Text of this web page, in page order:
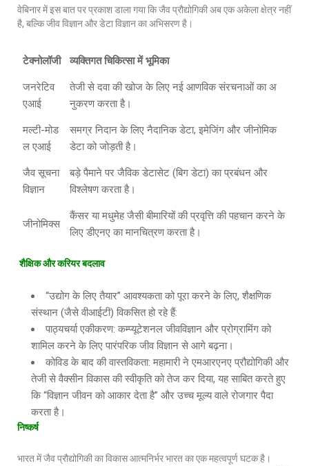
वेबिनार में इस बात पर प्रकाश डाला गया कि जैव प्रौद्योगिकी अब एक अकेला क्षेत्र नहीं
है, बल्कि जीव विज्ञान और डेटा विज्ञान का अभिसरण है।
टेक्‍नोलॉजी व्यक्तिगत चिकित्सा में भूमिका
जनरेटिव
एआई
तेजी से दवा की खोज के लिए नई आणविक संरचनाओं का अ
नुकरण करता है।
मल्टी-मोड
ल एआई
समग्र निदान के लिए नैदानिक डेटा, इमेजिंग और जीनोमिक
डेटा को जोड़ती है।
जैव सूचना
विज्ञान
बड़े पैमाने पर जैविक डेटासेट (बिग डेटा) का प्रबंधन और
विश्लेषण करता है।
जीनोमिक्स
कैंसर या मधुमेह जैसी बीमारियों की प्रवृत्ति की पहचान करने के
लिए डीएनए का मानचित्रण करता है।
शैक्षिक और करियर बदलाव
“उद्योग के लिए तैयार” आवश्यकता को पूरा करने के लिए, शैक्षणिक
संस्थान (जैसे वीआईटी) विकसित हो रहे हैं:
पाठ्यचर्या एकीकरण: कम्प्यूटेशनल जीवविज्ञान और प्रोग्रामिंग को
शामिल करने के लिए पारंपरिक जीव विज्ञान से आगे बढ़ना।
कोविड के बाद की वास्तविकता: महामारी ने एमआरएनए प्रौद्योगिकी और
तेजी से वैक्सीन विकास की स्वीकृति को तेज कर दिया, यह साबित करते हुए
कि “विज्ञान जीवन को आकार देता है” और उच्च मूल्य वाले रोजगार पैदा
करता है।
निष्कर्ष
भारत में जैव प्रौद्योगिकी का विकास आत्मनिर्भर भारत का एक महत्वपूर्ण घटक है।